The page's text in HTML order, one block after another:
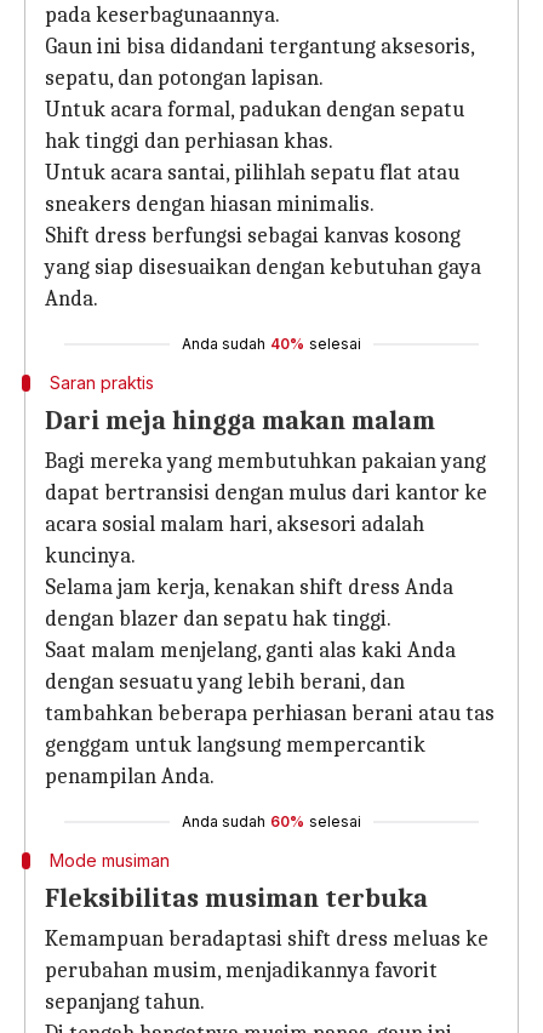
pada keserbagunaannya.
Gaun ini bisa didandani tergantung aksesoris,
sepatu, dan potongan lapisan.
Untuk acara formal, padukan dengan sepatu
hak tinggi dan perhiasan khas.
Untuk acara santai, pilihlah sepatu flat atau
sneakers dengan hiasan minimalis.
Shift dress berfungsi sebagai kanvas kosong
yang siap disesuaikan dengan kebutuhan gaya
Anda.
Anda sudah 40% selesai
Saran praktis
Dari meja hingga makan malam
Bagi mereka yang membutuhkan pakaian yang
dapat bertransisi dengan mulus dari kantor ke
acara sosial malam hari, aksesori adalah
kuncinya.
Selama jam kerja, kenakan shift dress Anda
dengan blazer dan sepatu hak tinggi.
Saat malam menjelang, ganti alas kaki Anda
dengan sesuatu yang lebih berani, dan
tambahkan beberapa perhiasan berani atau tas
genggam untuk langsung mempercantik
penampilan Anda.
Anda sudah 60% selesai
Mode musiman
Fleksibilitas musiman terbuka
Kemampuan beradaptasi shift dress meluas ke
perubahan musim, menjadikannya favorit
sepanjang tahun.